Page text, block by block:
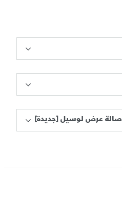
[صالة عرض لوسيل [جديدة